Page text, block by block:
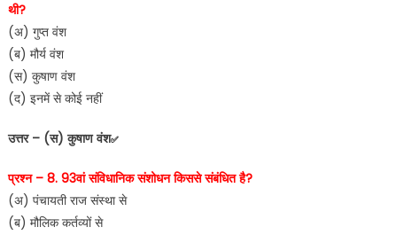
थी?
(अ) गुप्त वंश
(ब) मौर्य वंश
(स) कुषाण वंश
(द) इनमें से कोई नहीं
उत्तर – (स) कुषाण वंश✅
प्रश्न – 8. 93वां संविधानिक संशोधन किससे संबंधित है?
(अ) पंचायती राज संस्था से
(ब) मौलिक कर्तव्यों से